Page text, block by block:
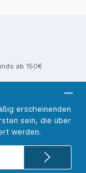
ab 150€
erscheinenden
sein, die über
werden.